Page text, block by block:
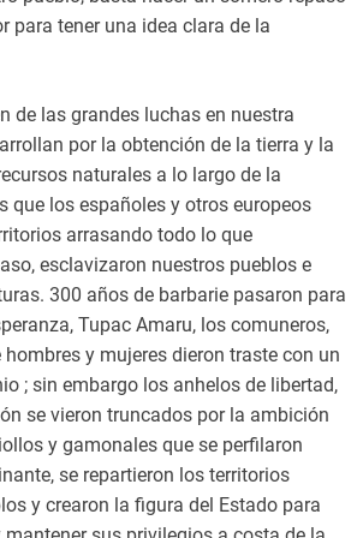
para tener una idea clara de la
de las grandes luchas en nuestra
por la obtención de la tierra y la
naturales a lo largo de la
que los españoles y otros europeos
arrasando todo lo que
esclavizaron nuestros pueblos e
300 años de barbarie pasaron para
Tupac Amaru, los comuneros,
y mujeres dieron traste con un
; sin embargo los anhelos de libertad,
se vieron truncados por la ambición
y gamonales que se perfilaron
se repartieron los territorios
y crearon la figura del Estado para